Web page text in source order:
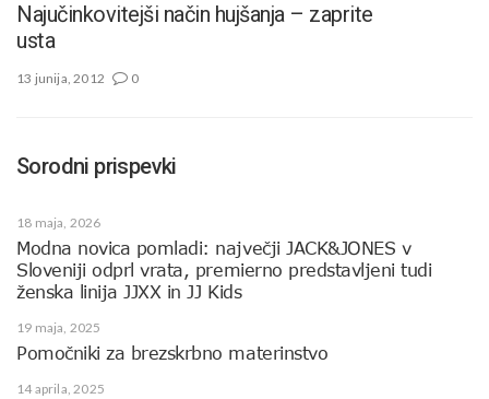
Najučinkovitejši način hujšanja – zaprite
usta
13 junija, 2012 0
Sorodni prispevki
18 maja, 2026
Modna novica pomladi: največji JACK&JONES v
Sloveniji odprl vrata, premierno predstavljeni tudi
ženska linija JJXX in JJ Kids
19 maja, 2025
Pomočniki za brezskrbno materinstvo
14 aprila, 2025